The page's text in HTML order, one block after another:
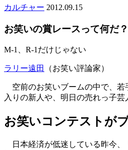
カルチャー 2012.09.15
お笑いの賞レースって何だ？
M-1、R-1だけじゃない
ラリー遠田 （お笑い評論家）
空前のお笑いブームの中で、若
入りの新人や、明日の売れっ子
お笑いコンテストが
日本経済が低迷している昨今、